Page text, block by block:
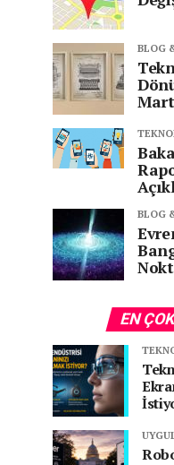
BLOG
BLOG
EN